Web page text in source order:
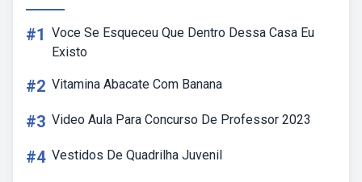
#1 Voce Se Esqueceu Que Dentro Dessa Casa Eu
Existo
#2 Vitamina Abacate Com Banana
#3 Video Aula Para Concurso De Professor 2023
#4 Vestidos De Quadrilha Juvenil